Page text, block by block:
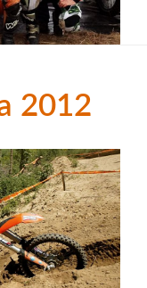
2012